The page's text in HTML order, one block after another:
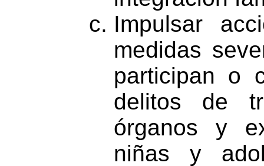
Impulsar
medidas
participan o
delitos de
órganos y
niñas y